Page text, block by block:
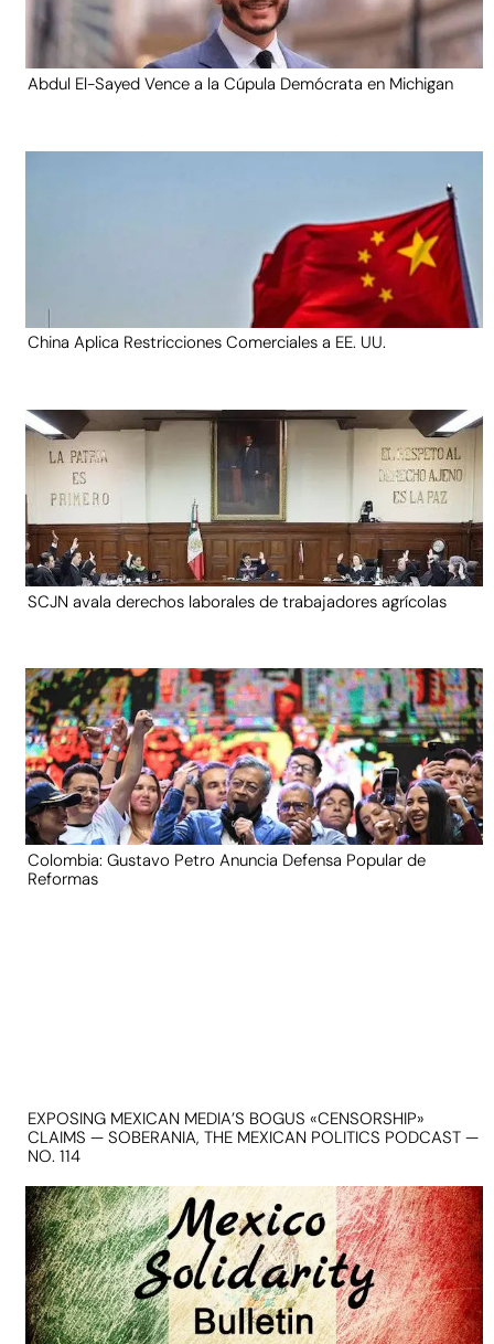
Abdul El-Sayed Vence a la Cúpula Demócrata en Michigan
China Aplica Restricciones Comerciales a EE. UU.
SCJN avala derechos laborales de trabajadores agrícolas
Colombia: Gustavo Petro Anuncia Defensa Popular de
Reformas
EXPOSING MEXICAN MEDIA’S BOGUS «CENSORSHIP»
CLAIMS — SOBERANIA, THE MEXICAN POLITICS PODCAST —
NO. 114